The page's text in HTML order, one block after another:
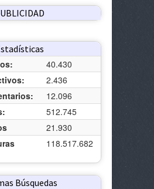
40.430
2.436
12.096
512.745
21.930
118.517.682
Búsquedas